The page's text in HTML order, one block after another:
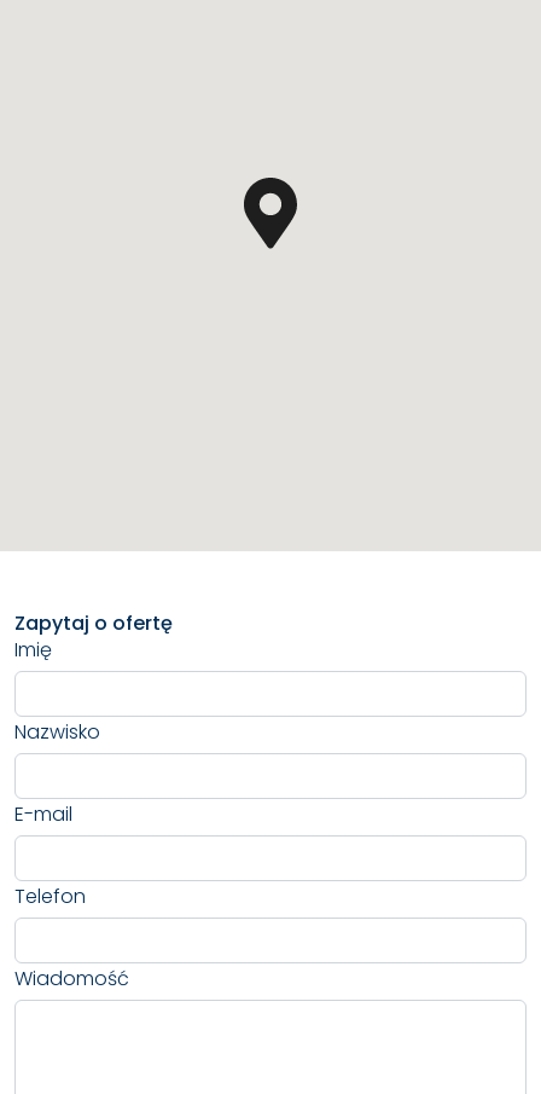
Zapytaj o ofertę
Imię
Nazwisko
E-mail
Telefon
Wiadomość